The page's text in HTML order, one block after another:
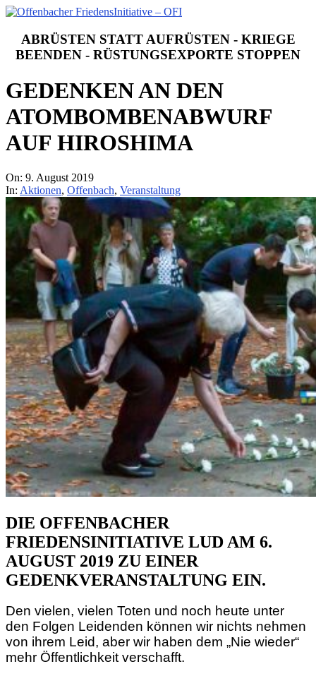
Skip
content
FriedensInitiative
OFI
ABRÜSTEN STATT AUFRÜSTEN - KRIEGE
BEENDEN - RÜSTUNGSEXPORTE STOPPEN
GEDENKEN AN DEN
ATOMBOMBENABWURF
AUF HIROSHIMA
On: 9. August 2019
In: Aktionen, Offenbach, Veranstaltung
DIE OFFENBACHER
FRIEDENSINITIATIVE LUD AM 6.
AUGUST 2019 ZU EINER
GEDENKVERANSTALTUNG EIN.
Den vielen, vielen Toten und noch heute unter
den Folgen Leidenden können wir nichts nehmen
von ihrem Leid, aber wir haben dem „Nie wieder“
mehr Öffentlichkeit verschafft.